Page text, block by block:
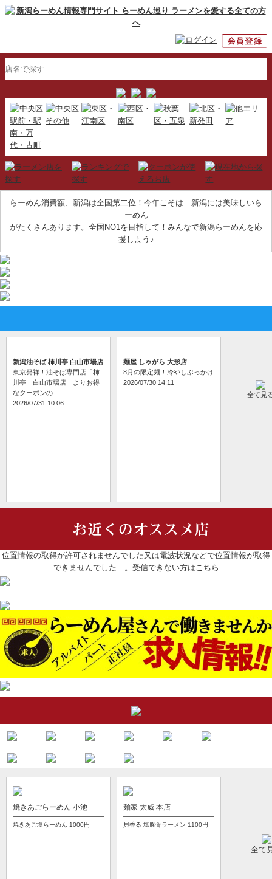
らーめん消費額、新潟は全国第二位！今年こそは…新潟には美味しいら
ーめん
がたくさんあります。全国NO1を目指して！みんなで新潟らーめんを応
援しよう♪
新潟油そば 柿川亭 白山市場店
東京発祥！油そば専門店「柿
川亭 白山市場店」よりお得
なクーポンの ...
2026/07/31 10:06
麺屋 しゃがら 大形店
8月の限定麺！冷やしぶっかけ
2026/07/30 14:11
全て見
位置情報の取得が許可されませんでした又は電波状況などで位置情報が取得
できませんでした…。 受信できない方はこちら
焼きあごらーめん 小池
焼きあご塩らーめん 1000円
麺家 太威 本店
貝香る 塩豚骨ラーメン 1100円
全て